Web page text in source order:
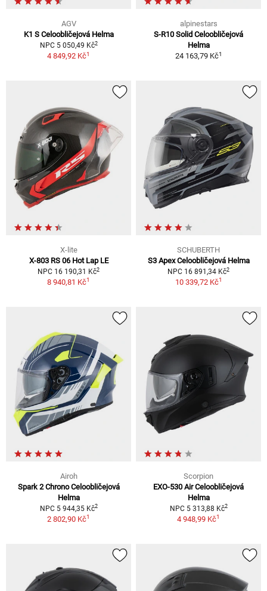
AGV
K1 S Celoobličejová Helma
NPC 5 050,49 Kč2
4 849,92 Kč1
alpinestars
S-R10 Solid Celoobličejová
Helma
24 163,79 Kč1
X-lite
X-803 RS 06 Hot Lap LE
NPC 16 190,31 Kč2
8 940,81 Kč1
SCHUBERTH
S3 Apex Celoobličejová Helma
NPC 16 891,34 Kč2
10 339,72 Kč1
Airoh
Spark 2 Chrono Celoobličejová
Helma
NPC 5 944,35 Kč2
2 802,90 Kč1
Scorpion
EXO-530 Air Celoobličejová
Helma
NPC 5 313,88 Kč2
4 948,99 Kč1